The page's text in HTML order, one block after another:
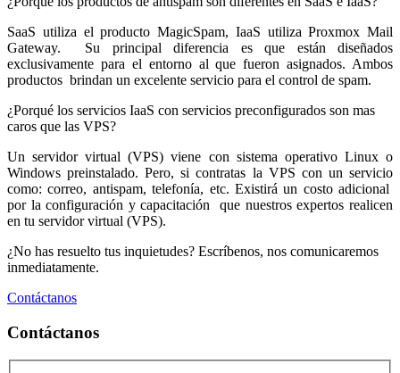
SaaS utiliza el producto MagicSpam, IaaS utiliza Proxmox Mail
Gateway. Su principal diferencia es que están diseñados
exclusivamente para el entorno al que fueron asignados. Ambos
productos brindan un excelente servicio para el control de spam.
¿Porqué los servicios IaaS con servicios preconfigurados son mas
caros que las VPS?
Un servidor virtual (VPS) viene con sistema operativo Linux o
Windows preinstalado. Pero, si contratas la VPS con un servicio
como: correo, antispam, telefonía, etc. Existirá un costo adicional
por la configuración y capacitación que nuestros expertos realicen
en tu servidor virtual (VPS).
¿No has resuelto tus inquietudes? Escríbenos, nos comunicaremos
inmediatamente.
Contáctanos
Contáctanos